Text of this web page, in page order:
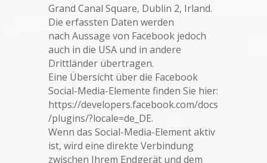
Grand Canal Square, Dublin 2, Irland.
Die erfassten Daten werden
nach Aussage von Facebook jedoch
auch in die USA und in andere
Drittländer übertragen.
Eine Übersicht über die Facebook
Social-Media-Elemente finden Sie hier:
https://developers.facebook.com/docs
/plugins/?locale=de_DE.
Wenn das Social-Media-Element aktiv
ist, wird eine direkte Verbindung
zwischen Ihrem Endgerät und dem